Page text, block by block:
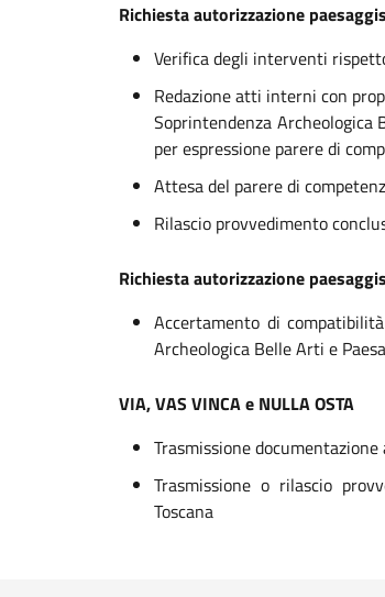
Richiesta autorizzazione
Verifica degli interventi
Redazione atti interni con
Soprintendenza Archeologica
per espressione parere di
Attesa del parere di
Rilascio provvedimento
Richiesta autorizzazione
Accertamento di
Archeologica Belle Arti e
VIA, VAS VINCA e NULLA OSTA
Trasmissione documentazione
Trasmissione o rilascio
Toscana